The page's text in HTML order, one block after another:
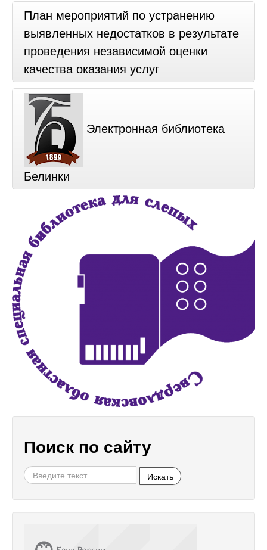
План мероприятий по устранению
выявленных недостатков в результате
проведения независимой оценки
качества оказания услуг
Электронная библиотека
Белинки
Поиск по сайту
Искать